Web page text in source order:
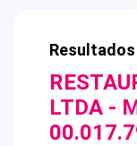
LTDA -